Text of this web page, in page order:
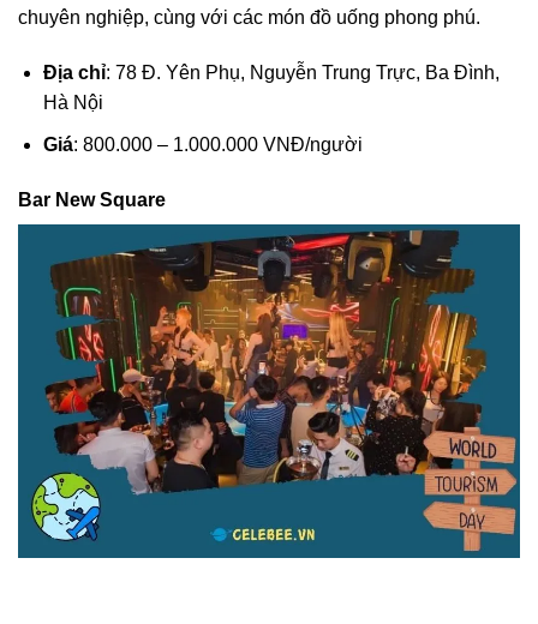
chuyên nghiệp, cùng với các món đồ uống phong phú.
Địa chỉ: 78 Đ. Yên Phụ, Nguyễn Trung Trực, Ba Đình,
Hà Nội
Giá: 800.000 – 1.000.000 VNĐ/người
Bar New Square